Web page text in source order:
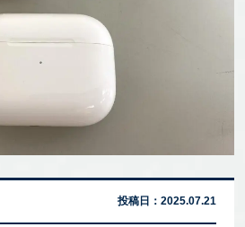
投稿日： 2025.07.21